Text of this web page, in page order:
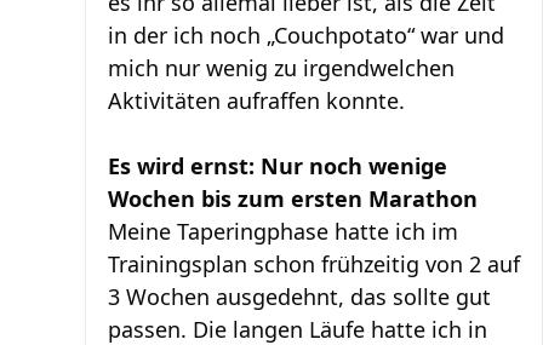
in der ich noch „Couchpotato“ war und
mich nur wenig zu irgendwelchen
Aktivitäten aufraffen konnte.
Es wird ernst: Nur noch wenige
Wochen bis zum ersten Marathon
Meine Taperingphase hatte ich im
Trainingsplan schon frühzeitig von 2 auf
3 Wochen ausgedehnt, das sollte gut
passen. Die langen Läufe hatte ich in